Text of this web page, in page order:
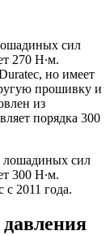
сил
270 Н∙м.
но имеет
прошивку и
из
порядка 300
лошадиных сил
300 Н∙м.
2011 года.